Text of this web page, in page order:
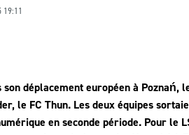
19:11
déplacement européen à Poznań,
le FC Thun. Les deux équipes
en seconde période. Pour